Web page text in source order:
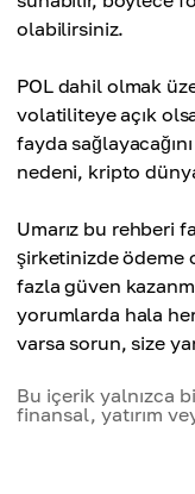
olabilirsiniz.
POL dahil olmak
volatiliteye açık
fayda
nedeni, kripto
Umarız bu rehberi
şirketinizde ödeme
fazla güven
yorumlarda hala
varsa sorun, size
Bu içerik yalnızca
finansal, yatırım